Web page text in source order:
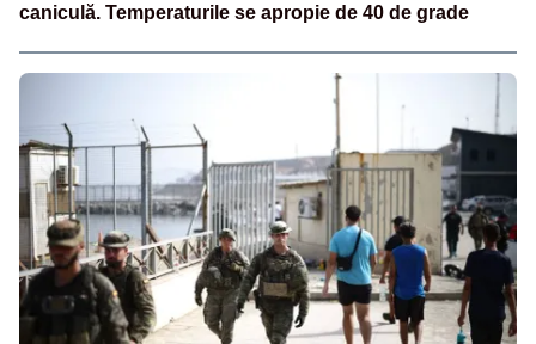
caniculă. Temperaturile se apropie de 40 de grade